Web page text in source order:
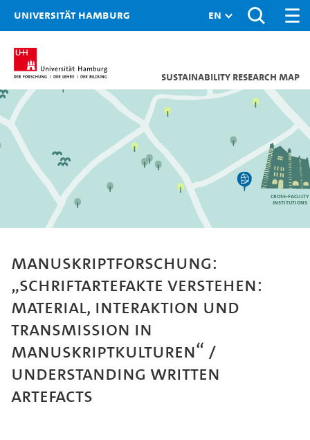
Universität Hamburg
Sustainability research map
Cross-faculty
institutions
Manuskriptforschung:
„Schriftartefakte verstehen:
Material, Interaktion und
Transmission in
Manuskriptkulturen“ /
Understanding Written
Artefacts